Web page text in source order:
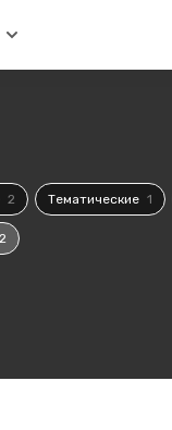
2 Тематические 1